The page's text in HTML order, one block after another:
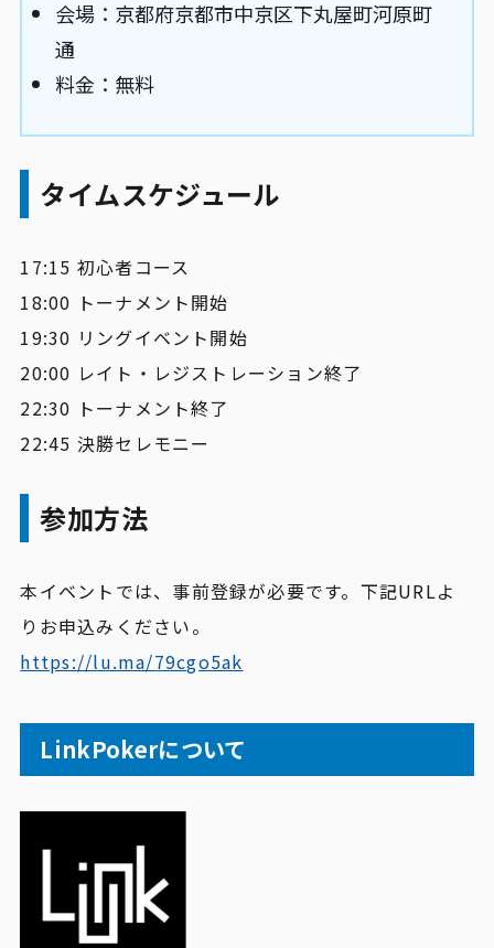
会場：京都府京都市中京区下丸屋町河原町
通
料金：無料
タイムスケジュール
17:15 初心者コース
18:00 トーナメント開始
19:30 リングイベント開始
20:00 レイト・レジストレーション終了
22:30 トーナメント終了
22:45 決勝セレモニー
参加方法
本イベントでは、事前登録が必要です。下記URLよ
りお申込みください。
https://lu.ma/79cgo5ak
LinkPokerについて